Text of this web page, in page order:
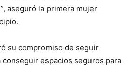
aseguró la primera mujer
su compromiso de seguir
espacios seguros para